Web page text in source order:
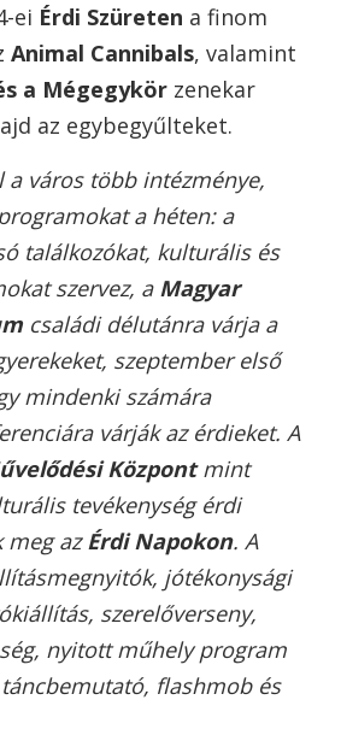
ei Érdi Szüreten a finom
Animal Cannibals, valamint
a Mégegykör zenekar
az egybegyűlteket.
a város több intézménye,
a héten: a
találkozókat, kulturális és
szervez, a Magyar
családi délutánra várja a
szeptember első
mindenki számára
várják az érdieket. A
Központmint
tevékenység érdi
meg az Érdi Napokon. A
jótékonysági
szerelőverseny,
nyitott műhely program
flashmob és